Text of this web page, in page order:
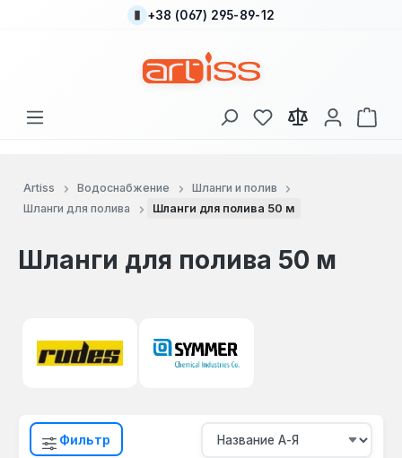
Перейти к основному содержанию
+38 (067) 295-89-12
У вас есть товары
В
Artiss Водоснабжение
Шланги и полив
Шланги для полива
Шланги для полива 50 м
Шланги для полива 50 м
Фильтр